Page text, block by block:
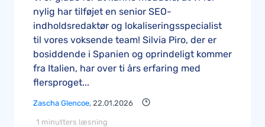
nylig har tilføjet en senior SEO-
indholdsredaktør og lokaliseringsspecialist
til vores voksende team! Silvia Piro, der er
bosiddende i Spanien og oprindeligt kommer
fra Italien, har over ti års erfaring med
flersproget...
Zascha Glencoe, 22.01.2026
1 minutters læsning